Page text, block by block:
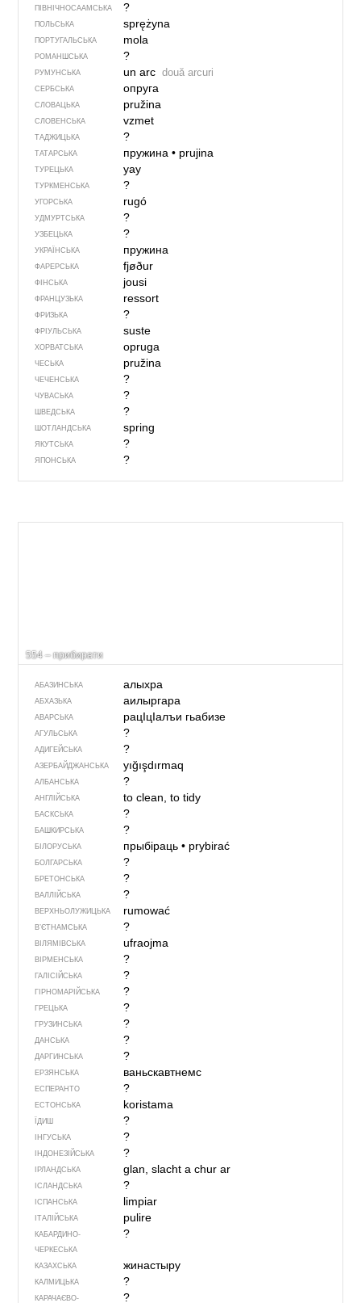
ПІВНІЧНОСААМСЬКА ?
ПОЛЬСЬКА sprężyna
ПОРТУГАЛЬСЬКА mola
РОМАНШСЬКА ?
РУМУНСЬКА un arc două arcuri
СЕРБСЬКА опруга
СЛОВАЦЬКА pružina
СЛОВЕНСЬКА vzmet
ТАДЖИЦЬКА ?
ТАТАРСЬКА пружина• prujina
ТУРЕЦЬКА yay
ТУРКМЕНСЬКА ?
УГОРСЬКА rugó
УДМУРТСЬКА ?
УЗБЕЦЬКА ?
УКРАЇНСЬКА пружина
ФАРЕРСЬКА fjøður
ФІНСЬКА jousi
ФРАНЦУЗЬКА ressort
ФРИЗЬКА ?
ФРІУЛЬСЬКА suste
ХОРВАТСЬКА opruga
ЧЕСЬКА pružina
ЧЕЧЕНСЬКА ?
ЧУВАСЬКА ?
ШВЕДСЬКА ?
ШОТЛАНДСЬКА spring
ЯКУТСЬКА ?
ЯПОНСЬКА ?
554 – прибирати
АБАЗИНСЬКА алыхра
АБХАЗЬКА аилыргара
АВАРСЬКА рацIцIалъи гьабизе
АГУЛЬСЬКА ?
АДИГЕЙСЬКА ?
АЗЕРБАЙДЖАНСЬКА yığışdırmaq
АЛБАНСЬКА ?
АНГЛІЙСЬКА to clean, to tidy
БАСКСЬКА ?
БАШКИРСЬКА ?
БІЛОРУСЬКА прыбіраць• prybirać
БОЛГАРСЬКА ?
БРЕТОНСЬКА ?
ВАЛЛІЙСЬКА ?
ВЕРХНЬОЛУЖИЦЬКА rumować
В’ЄТНАМСЬКА ?
ВІЛЯМІВСЬКА ufraojma
ВІРМЕНСЬКА ?
ГАЛІСІЙСЬКА ?
ГІРНОМАРІЙСЬКА ?
ГРЕЦЬКА ?
ГРУЗИНСЬКА ?
ДАНСЬКА ?
ДАРГИНСЬКА ?
ЕРЗЯНСЬКА ваньскавтнемс
ЕСПЕРАНТО ?
ЕСТОНСЬКА koristama
ЇДИШ ?
ІНГУСЬКА ?
ІНДОНЕЗІЙСЬКА ?
ІРЛАНДСЬКА glan, slacht a chur ar
ІСЛАНДСЬКА ?
ІСПАНСЬКА limpiar
ІТАЛІЙСЬКА pulire
КАБАРДИНО-
ЧЕРКЕСЬКА
?
КАЗАХСЬКА жинастыру
КАЛМИЦЬКА ?
КАРАЧАЄВО- ?